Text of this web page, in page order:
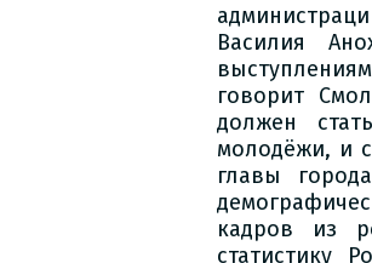
Василия
говорит
должен
молодёжи, и
главы
кадров из
статистику